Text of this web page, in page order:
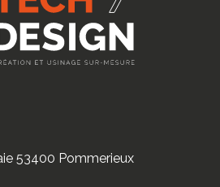
53400 Pommerieux